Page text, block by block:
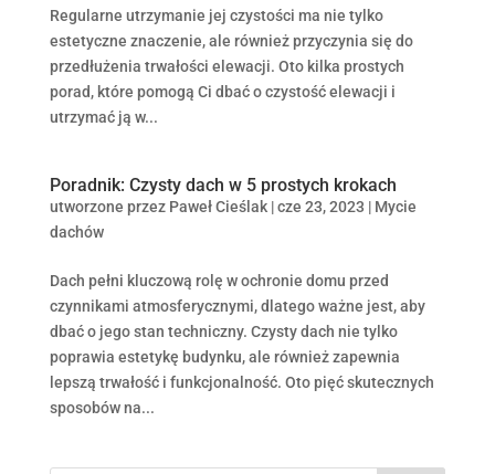
Regularne utrzymanie jej czystości ma nie tylko
estetyczne znaczenie, ale również przyczynia się do
przedłużenia trwałości elewacji. Oto kilka prostych
porad, które pomogą Ci dbać o czystość elewacji i
utrzymać ją w...
Poradnik: Czysty dach w 5 prostych krokach
utworzone przez Paweł Cieślak|cze 23, 2023 | Mycie
dachów
Dach pełni kluczową rolę w ochronie domu przed
czynnikami atmosferycznymi, dlatego ważne jest, aby
dbać o jego stan techniczny. Czysty dach nie tylko
poprawia estetykę budynku, ale również zapewnia
lepszą trwałość i funkcjonalność. Oto pięć skutecznych
sposobów na...